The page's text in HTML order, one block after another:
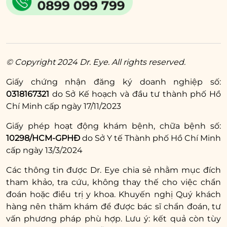
Cuối cùng là dùng dao cạo mày chuyên
dụng để bỏ phần lông mày thừa sát mí mắt
do vậy trước khi cạo, bạn cần thực hiện nhẹ
nhàng và tỉ mỉ. Nếu không thể tự thực hiện,
bạn có thể đến các cơ sở thẩm mỹ để được
chuyên viên hỗ trợ. Ngoài ra, bạn cần cạo tỉa
lông mày thường xuyên bởi nó sẽ nhanh
chóng mọc lại.
© Copyright 2024 Dr. Eye. All rights reserved.
Giấy chứng nhận đăng ký doanh nghiệp số:
0318167321 do Sở Kế hoạch và đầu tư thành phố Hồ
Chí Minh cấp ngày 17/11/2023
Giấy phép hoạt động khám bệnh, chữa bệnh số:
10298/HCM-GPHĐ do Sở Y tế Thành phố Hồ Chí Minh
cấp ngày 13/3/2024
Các thông tin được Dr. Eye chia sẻ nhằm mục đích
tham khảo, tra cứu, không thay thế cho việc chẩn
đoán hoặc điều trị y khoa. Khuyến nghị Quý khách
hàng nên thăm khám để được bác sĩ chẩn đoán, tư
vấn phương pháp phù hợp. Lưu ý: kết quả còn tùy